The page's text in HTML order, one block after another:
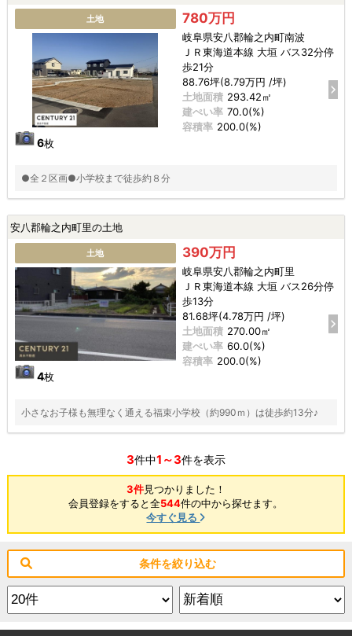
土地
6枚
780万円
岐阜県安八郡輪之内町南波
ＪＲ東海道本線 大垣 バス32分停
歩21分
88.76坪(8.79万円 /坪)
土地面積 293.42㎡
建ぺい率 70.0(%)
容積率 200.0(%)
●全２区画●小学校まで徒歩約８分
安八郡輪之内町里の土地
土地
4枚
390万円
岐阜県安八郡輪之内町里
ＪＲ東海道本線 大垣 バス26分停
歩13分
81.68坪(4.78万円 /坪)
土地面積 270.00㎡
建ぺい率 60.0(%)
容積率 200.0(%)
小さなお子様も無理なく通える福束小学校（約990ｍ）は徒歩約13分♪
3件中1～3件を表示
3件見つかりました！
会員登録をすると全544件の中から探せます。
今すぐ見る
条件を絞り込む